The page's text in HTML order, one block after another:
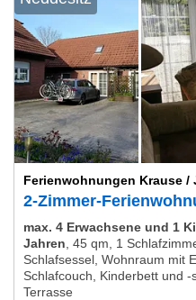
Ferienwohnungen Krause /
2-Zimmer-
max. 4 Erwachsene und 1
Jahren 45 qm, 1
Schlafsessel, Wohnraum mit
Schlafcouch, Kinderbett und
Terrasse